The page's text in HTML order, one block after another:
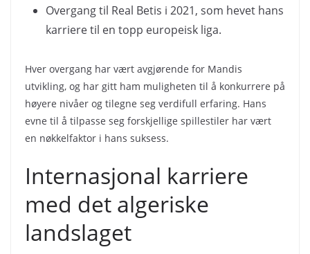
Overgang til Real Betis i 2021, som hevet hans
karriere til en topp europeisk liga.
Hver overgang har vært avgjørende for Mandis
utvikling, og har gitt ham muligheten til å konkurrere på
høyere nivåer og tilegne seg verdifull erfaring. Hans
evne til å tilpasse seg forskjellige spillestiler har vært
en nøkkelfaktor i hans suksess.
Internasjonal karriere
med det algeriske
landslaget